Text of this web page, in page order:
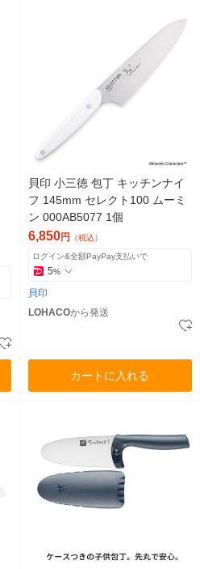
貝印 小三徳 包丁 キッチンナイ
フ 145mm セレクト100 ムーミ
ン 000AB5077 1個
6,850円 （税込）
ログイン&全額PayPay支払いで
5%
貝印
LOHACOから発送
カートに入れる